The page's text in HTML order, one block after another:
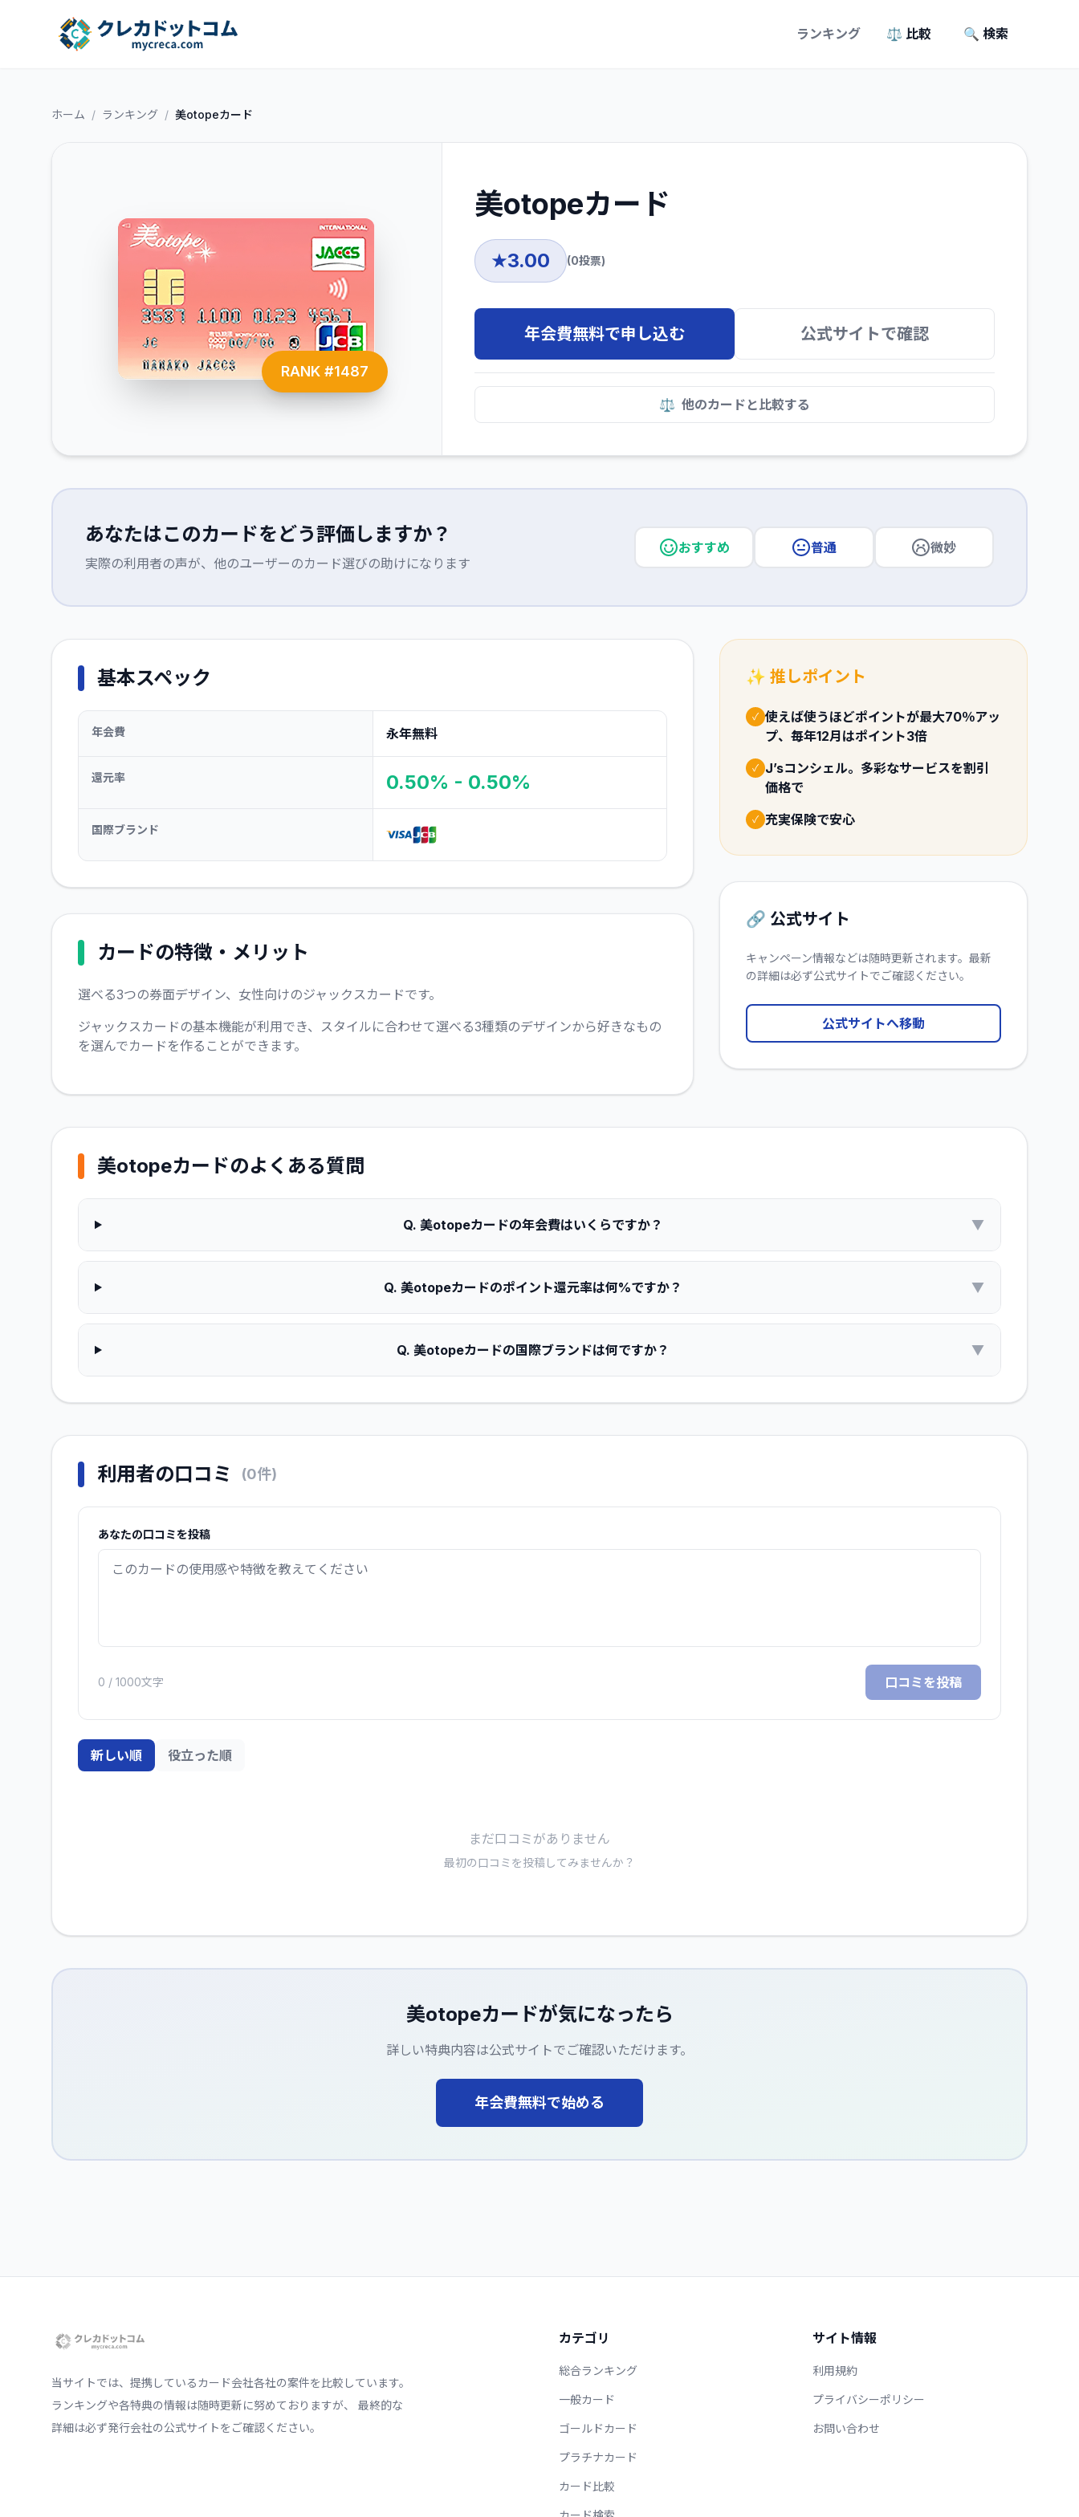
ランキング ⚖️ 比較 🔍 検索
ホーム / ランキング / 美otopeカード
RANK #1487
美otopeカード
★3.00 (0投票)
年会費無料で申し込む 公式サイトで確認
⚖️ 他のカードと比較する
あなたはこのカードをどう評価しますか？
実際の利用者の声が、他のユーザーのカード選びの助けになります
おすすめ 普通 微妙
基本スペック
年会費 永年無料
還元率 0.50% - 0.50%
国際ブランド
カードの特徴・メリット
選べる3つの券面デザイン、女性向けのジャックスカードです。
ジャックスカードの基本機能が利用でき、スタイルに合わせて選べる3種類のデザインから好きなもの
を選んでカードを作ることができます。
✨ 推しポイント
✓ 使えば使うほどポイントが最大70％アッ
プ、毎年12月はポイント3倍
✓ J’sコンシェル。多彩なサービスを割引
価格で
✓ 充実保険で安心
🔗 公式サイト
キャンペーン情報などは随時更新されます。最新
の詳細は必ず公式サイトでご確認ください。
公式サイトへ移動
美otopeカードのよくある質問
Q.美otopeカードの年会費はいくらですか？ ▼
Q.美otopeカードのポイント還元率は何%ですか？ ▼
Q.美otopeカードの国際ブランドは何ですか？ ▼
利用者の口コミ (0件)
あなたの口コミを投稿
0 / 1000文字 口コミを投稿
新しい順 役立った順
まだ口コミがありません
最初の口コミを投稿してみませんか？
美otopeカードが気になったら
詳しい特典内容は公式サイトでご確認いただけます。
年会費無料で始める
当サイトでは、提携しているカード会社各社の案件を比較しています。
ランキングや各特典の情報は随時更新に努めておりますが、 最終的な
詳細は必ず発行会社の公式サイトをご確認ください。
カテゴリ
総合ランキング
一般カード
ゴールドカード
プラチナカード
カード比較
サイト情報
利用規約
プライバシーポリシー
お問い合わせ